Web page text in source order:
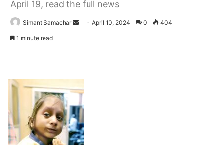
April 19, read the full news
Simant Samachar
n
e
m
a
i
l
April 10, 2024 0 404
1 minute read